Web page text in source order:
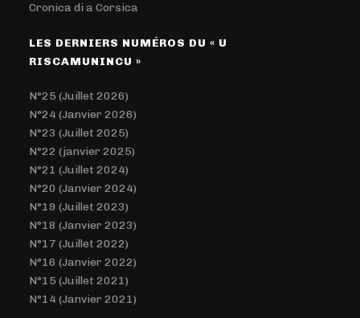
Cronica di a Corsica
LES DERNIERS NUMÉROS DU « U
RISCAMUNINCU »
N°25 (Juillet 2026)
N°24 (Janvier 2026)
N°23 (Juillet 2025)
N°22 (janvier 2025)
N°21 (Juillet 2024)
N°20 (Janvier 2024)
N°19 (Juillet 2023)
N°18 (Janvier 2023)
N°17 (Juillet 2022)
N°16 (Janvier 2022)
N°15 (Juillet 2021)
N°14 (Janvier 2021)